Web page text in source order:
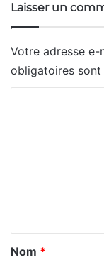
Laisser un
Votre adresse e-
obligatoires sont
a
Nom *